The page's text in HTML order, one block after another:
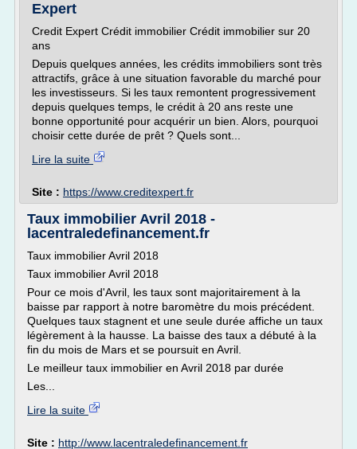
Expert
Credit Expert Crédit immobilier Crédit immobilier sur 20
ans
Depuis quelques années, les crédits immobiliers sont très
attractifs, grâce à une situation favorable du marché pour
les investisseurs. Si les taux remontent progressivement
depuis quelques temps, le crédit à 20 ans reste une
bonne opportunité pour acquérir un bien. Alors, pourquoi
choisir cette durée de prêt ? Quels sont...
Lire la suite
Site : https://www.creditexpert.fr
Taux immobilier Avril 2018 -
lacentraledefinancement.fr
Taux immobilier Avril 2018
Taux immobilier Avril 2018
Pour ce mois d'Avril, les taux sont majoritairement à la
baisse par rapport à notre baromètre du mois précédent.
Quelques taux stagnent et une seule durée affiche un taux
légèrement à la hausse. La baisse des taux a débuté à la
fin du mois de Mars et se poursuit en Avril.
Le meilleur taux immobilier en Avril 2018 par durée
Les...
Lire la suite
Site : http://www.lacentraledefinancement.fr